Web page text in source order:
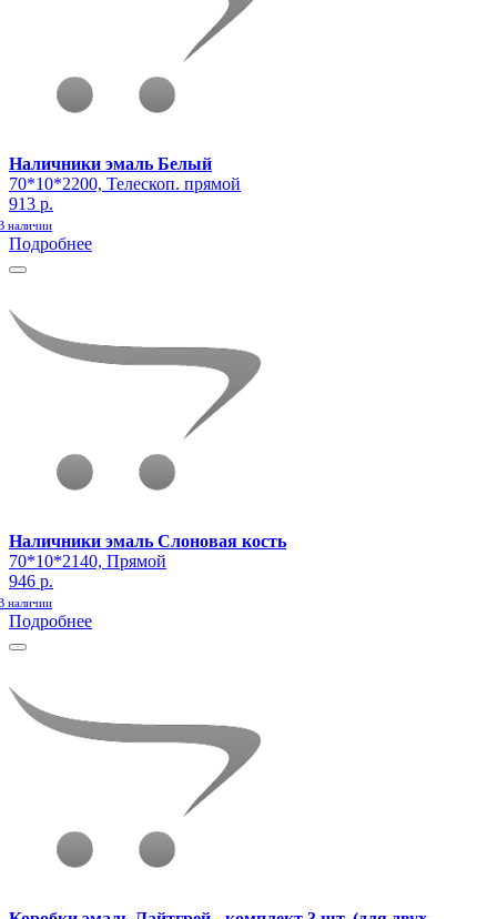
Наличники эмаль Белый
70*10*2200, Телескоп. прямой
913 р.
наличии
Подробнее
Наличники эмаль Слоновая кость
70*10*2140, Прямой
946 р.
наличии
Подробнее